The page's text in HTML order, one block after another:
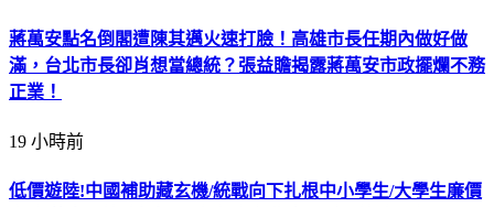
蔣萬安點名倒閣遭陳其邁火速打臉！高雄市長任期內做好做
滿，台北市長卻肖想當總統？張益贍揭露蔣萬安市政擺爛不務
正業！
19 小時前
低價遊陸!中國補助藏玄機/統戰向下扎根中小學生/大學生廉價